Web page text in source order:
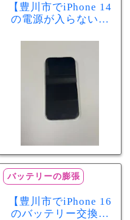
【豊川市でiPhone 14
の電源が入らない修
店】バッテリー交換
で復旧するケースも
あります！
バッテリーの膨張
【豊川市でiPhone 16
のバッテリー交換な